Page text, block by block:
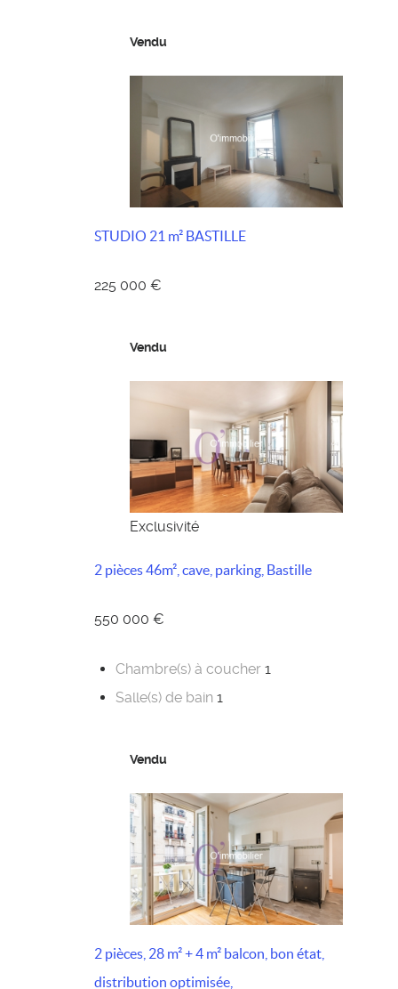
Vendu
STUDIO 21 m² BASTILLE
225 000 €
Vendu
Exclusivité
2 pièces 46m², cave, parking, Bastille
550 000 €
Chambre(s) à coucher 1
Salle(s) de bain 1
Vendu
2 pièces, 28 m² + 4 m² balcon, bon état,
distribution optimisée,